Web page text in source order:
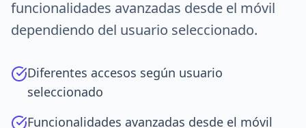
funcionalidades avanzadas desde el móvil
dependiendo del usuario seleccionado.
Diferentes accesos según usuario
seleccionado
Funcionalidades avanzadas desde el móvil